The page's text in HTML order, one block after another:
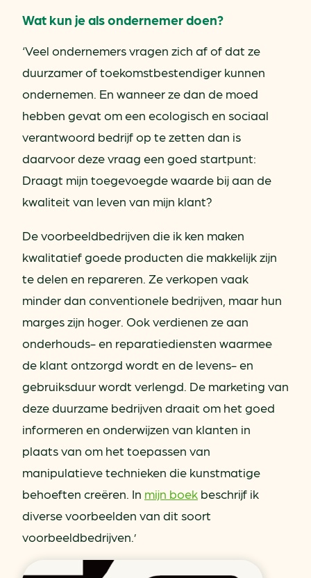
Wat kun je als ondernemer doen?
‘Veel ondernemers vragen zich af of dat ze
duurzamer of toekomstbestendiger kunnen
ondernemen. En wanneer ze dan de moed
hebben gevat om een ecologisch en sociaal
verantwoord bedrijf op te zetten dan is
daarvoor deze vraag een goed startpunt:
Draagt mijn toegevoegde waarde bij aan de
kwaliteit van leven van mijn klant?
De voorbeeldbedrijven die ik ken maken
kwalitatief goede producten die makkelijk zijn
te delen en repareren. Ze verkopen vaak
minder dan conventionele bedrijven, maar hun
marges zijn hoger. Ook verdienen ze aan
onderhouds- en reparatiediensten waarmee
de klant ontzorgd wordt en de levens- en
gebruiksduur wordt verlengd. De marketing van
deze duurzame bedrijven draait om het goed
informeren en onderwijzen van klanten in
plaats van om het toepassen van
manipulatieve technieken die kunstmatige
behoeften creëren. In mijn boek beschrijf ik
diverse voorbeelden van dit soort
voorbeeldbedrijven.’